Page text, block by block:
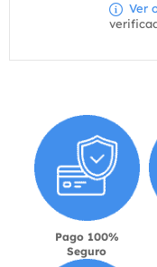
Ver
Pago 100%
Seguro